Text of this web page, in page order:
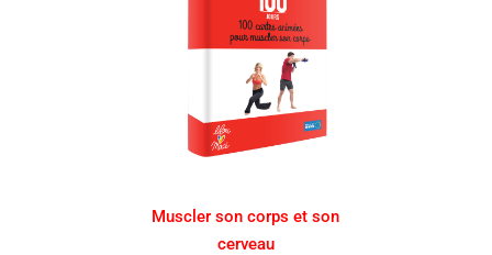
Muscler son corps et son
cerveau